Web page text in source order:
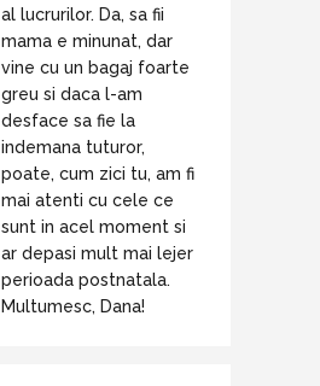
al lucrurilor. Da, sa fii
mama e minunat, dar
vine cu un bagaj foarte
greu si daca l-am
desface sa fie la
indemana tuturor,
poate, cum zici tu, am fi
mai atenti cu cele ce
sunt in acel moment si
ar depasi mult mai lejer
perioada postnatala.
Multumesc, Dana!